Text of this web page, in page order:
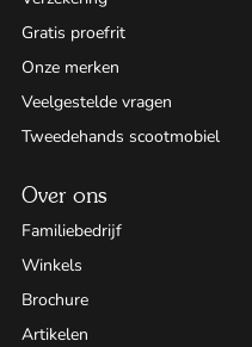
Gratis proefrit
Onze merken
Veelgestelde vragen
Tweedehands scootmobiel
Over ons
Familiebedrijf
Winkels
Brochure
Artikelen